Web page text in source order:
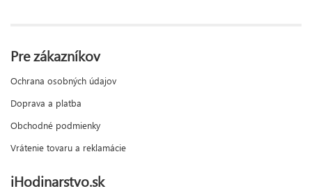
Pre zákazníkov
Ochrana osobných údajov
Doprava a platba
Obchodné podmienky
Vrátenie tovaru a reklamácie
iHodinarstvo.sk